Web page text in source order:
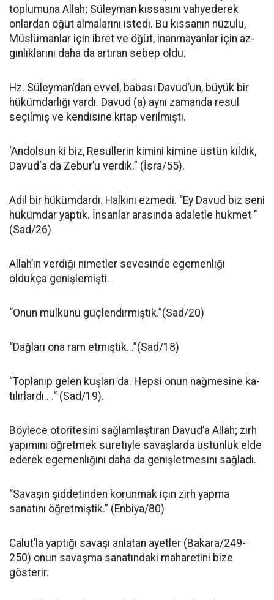
toplumuna Allah; Sü­leyman kıssasını vahyederek
onlar­dan öğüt almalarını istedi. Bu kıs­sanın nüzulü,
Müslümanlar için ib­ret ve öğüt, inanmayanlar için az­
gınlıklarını daha da artıran sebep oldu.
Hz. Süleyman’dan evvel, babası Davud’un, büyük bir
hükümdarlığı vardı. Davud (a) aynı zamanda resul
seçilmiş ve kendisine kitap ve­rilmişti.
‘Andolsun ki biz, Resullerin kimini kimine üstün kıldık,
Davud‘a da Zebur’u verdik.” (İsra/55).
Adil bir hükümdardı. Halkını ezmedi. “Ey Davud biz seni
hükümdar yaptık. İnsanlar arasında adaletle hükmet "
(Sad/26)
Allah’ın verdiği nimetler seve­sinde egemenliği
oldukça genişle­mişti.
“Onun mülkünü güçlendirmiş­tik.”(Sad/20)
“Dağları ona ram et­miştik...”(Sad/18)
“Toplanıp gelen kuşları da. Hepsi onun nağmesine ka­
tılırlardı.. .“ (Sad/19).
Böylece otoritesini sağlamlaştı­ran Davud’a Allah; zırh
yapımını öğretmek suretiyle savaşlarda üs­tünlük elde
ederek egemenliğini daha da genişletmesini sağladı.
“Savaşın şiddetinden korunmak için zırh yapma
sanatını öğretmiştik.” (En­biya/80)
Calut’la yaptığı savaşı an­latan ayetler (Bakara/249-
250) onun savaşma sanatındaki mahare­tini bize
gösterir.